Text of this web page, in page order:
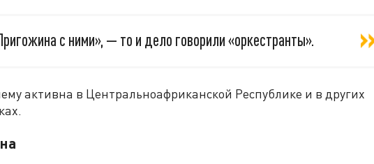
с ними», — то и дело говорили «оркестранты».
активна в Центральноафриканской Республике и в других